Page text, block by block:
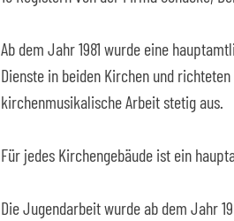
Ab dem Jahr 1981 wurde eine
Dienste in beiden Kirchen und
kirchenmusikalische Arbeit stetig aus.
Für jedes Kirchengebäude ist ein
Die Jugendarbeit wurde ab dem Jahr